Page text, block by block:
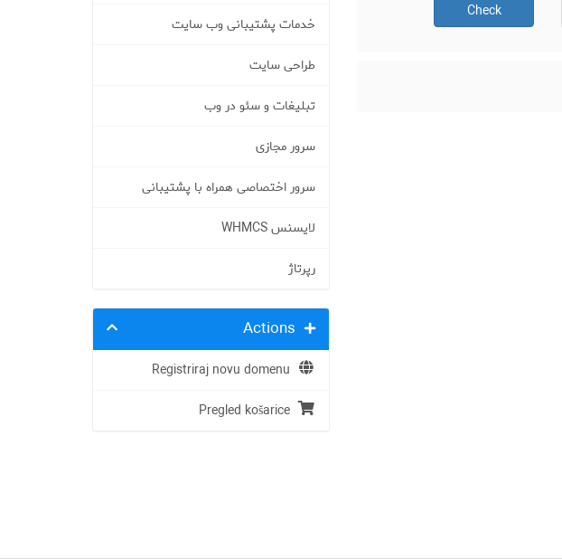
خدمات پشتیبانی وب سایت
طراحی سایت
تبلیغات و سئو در وب
سرور مجازی
سرور اختصاصی همراه با پشتیبانی
لایسنس WHMCS
رپرتاژ
Pregled košarice
Check